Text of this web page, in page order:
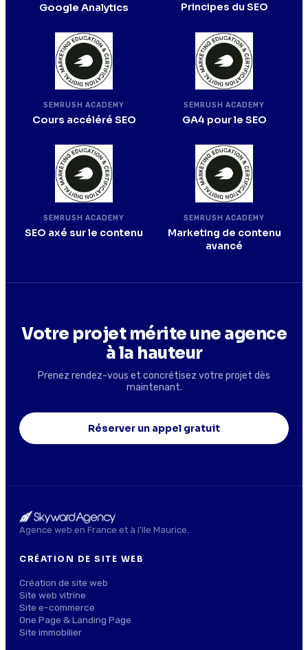
Google Analytics Principes du SEO
SEMRUSH ACADEMY
Cours accéléré SEO
SEMRUSH ACADEMY
GA4 pour le SEO
SEMRUSH ACADEMY
SEO axé sur le contenu
SEMRUSH ACADEMY
Marketing de contenu
avancé
Votre projet mérite une agence
à la hauteur
Prenez rendez-vous et concrétisez votre projet dès
maintenant.
Réserver un appel gratuit
Agence web en France et à l'île Maurice.
CRÉATION DE SITE WEB
Création de site web
Site web vitrine
Site e-commerce
One Page & Landing Page
Site immobilier